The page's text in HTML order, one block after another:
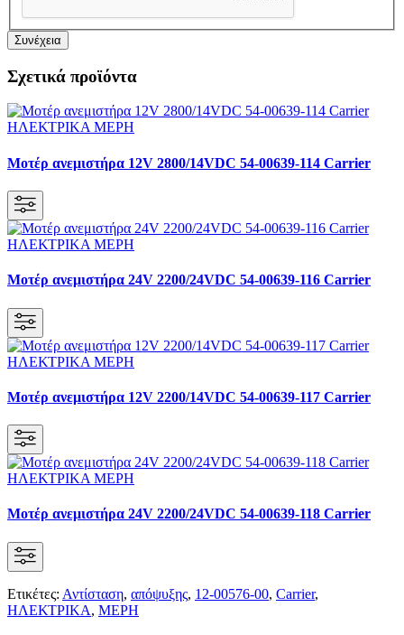
Συνέχεια
Σχετικά προϊόντα
Μοτέρ ανεμιστήρα 12V 2800/14VDC 54-00639-114 Carrier
Μοτέρ ανεμιστήρα 24V 2200/24VDC 54-00639-116 Carrier
Μοτέρ ανεμιστήρα 12V 2200/14VDC 54-00639-117 Carrier
Μοτέρ ανεμιστήρα 24V 2200/24VDC 54-00639-118 Carrier
Ετικέτες: Αντίσταση, απόψυξης, 12-00576-00, Carrier,
ΗΛΕΚΤΡΙΚΑ, ΜΕΡΗ